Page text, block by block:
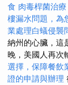
食 肉毒桿菌治
樓漏水問題，為
業處理白蟻侵襲
納州的心臟，這
晚，美國人再次
選擇，保障餐飲
證的申請與辦理